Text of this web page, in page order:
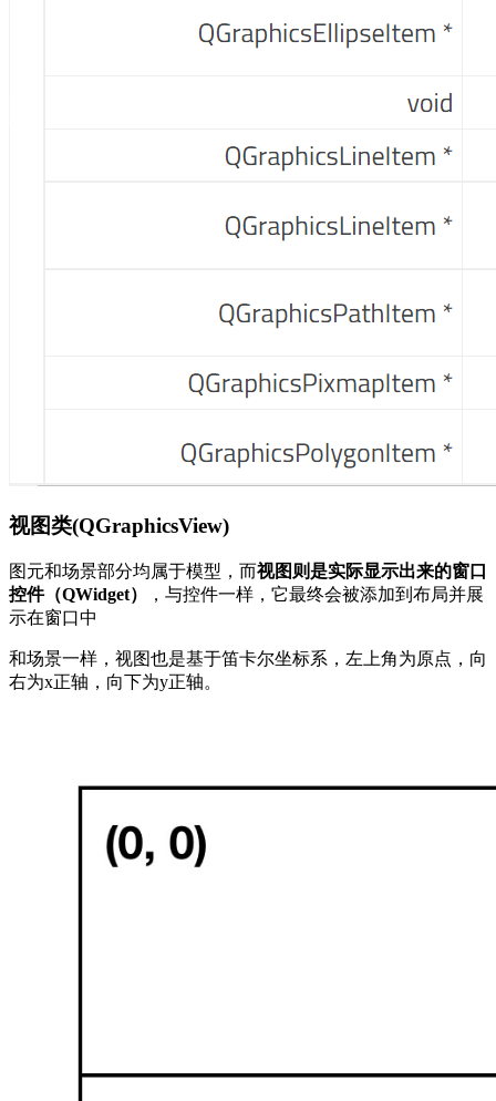
视图类(QGraphicsView)
图元和场景部分均属于模型，而视图则是实际显示出来的窗口
控件（QWidget）
，与控件一样，它最终会被添加到布局并展
示在窗口中
和场景一样，视图也是基于笛卡尔坐标系，左上角为原点，向
右为x正轴，向下为y正轴。